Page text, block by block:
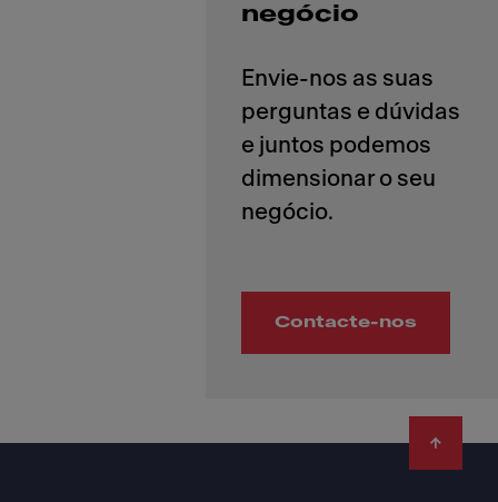
negócio
Envie-nos as suas
perguntas e dúvidas
e juntos podemos
dimensionar o seu
Contacte-nos